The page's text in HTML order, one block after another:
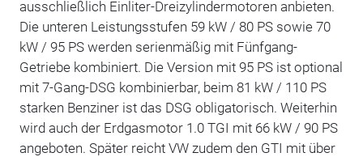
ausschließlich Einliter-Dreizylindermotoren anbieten.
Die unteren Leistungsstufen 59 kW / 80 PS sowie 70
kW / 95 PS werden serienmäßig mit Fünfgang-
Getriebe kombiniert. Die Version mit 95 PS ist optional
mit 7-Gang-DSG kombinierbar, beim 81 kW / 110 PS
starken Benziner ist das DSG obligatorisch. Weiterhin
wird auch der Erdgasmotor 1.0 TGI mit 66 kW / 90 PS
angeboten. Später reicht VW zudem den GTI mit über